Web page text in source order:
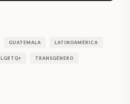
GUATEMALA LATINOAMÉRICA
LGBTQ+ TRANSGÉNERO